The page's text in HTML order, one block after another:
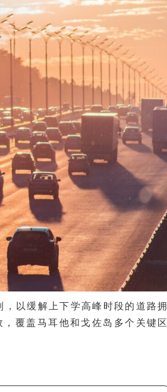
以缓解上下学高峰时段的道路
覆盖马耳他和戈佐岛多个关键